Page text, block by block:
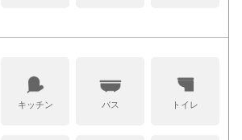
キッチン バス トイレ